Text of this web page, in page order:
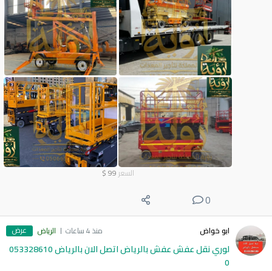
السعر 99
$
0
ابو خواض منذ 4 ساعات الرياض عرض
لوري نقل عفش عفش بالرياض اتصل الان بالرياض 053328610
0